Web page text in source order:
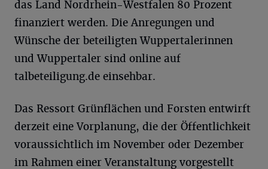
das Land Nordrhein-Westfalen 80 Prozent
finanziert werden. Die Anregungen und
Wünsche der beteiligten Wuppertalerinnen
und Wuppertaler sind online auf
talbeteiligung.de einsehbar.
Das Ressort Grünflächen und Forsten entwirft
derzeit eine Vorplanung, die der Öffentlichkeit
voraussichtlich im November oder Dezember
im Rahmen einer Veranstaltung vorgestellt